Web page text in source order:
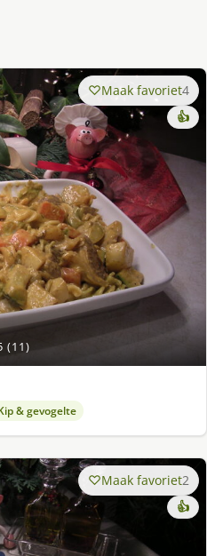
(11)
Maak favoriet4
👍
& gevogelte
Maak favoriet2
👍